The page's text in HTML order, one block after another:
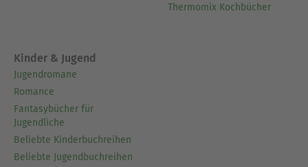
Thermomix Kochbücher
Kinder & Jugend
Jugendromane
Romance
Fantasybücher für
Jugendliche
Beliebte Kinderbuchreihen
Beliebte Jugendbuchreihen